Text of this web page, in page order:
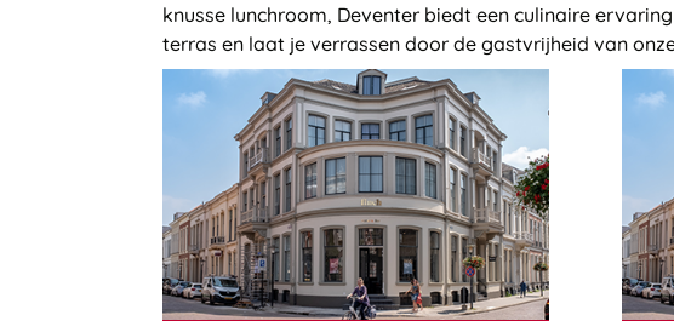
knusse lunchroom, Deventer biedt een culinaire
terras en laat je verrassen door de gastvrijheid van